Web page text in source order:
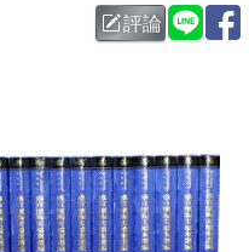
父親節 、 如果歷
暑期推薦 、 國際布克
評論